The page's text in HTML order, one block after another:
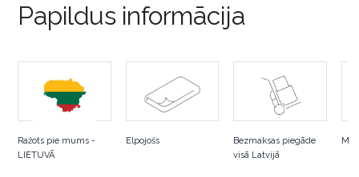
Papildus informācija
Ražots pie mums -
LIETUVĀ
Elpojošs
Bezmaksas piegāde
visā Latvijā